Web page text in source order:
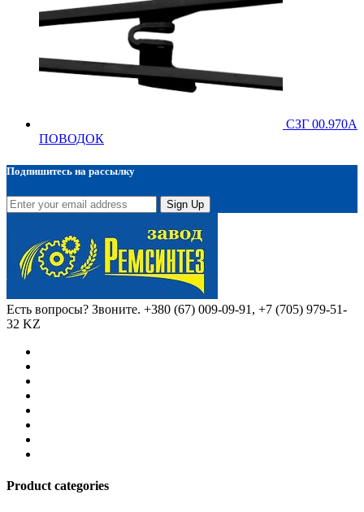
СЗГ 00.970А
ПОВОДОК
Подпишитесь на рассылку
Sign Up
Есть вопросы? Звоните. +380 (67) 009-09-91, +7 (705) 979-51-
32 KZ
Product categories